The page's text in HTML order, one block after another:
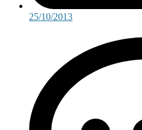
25/10/2013